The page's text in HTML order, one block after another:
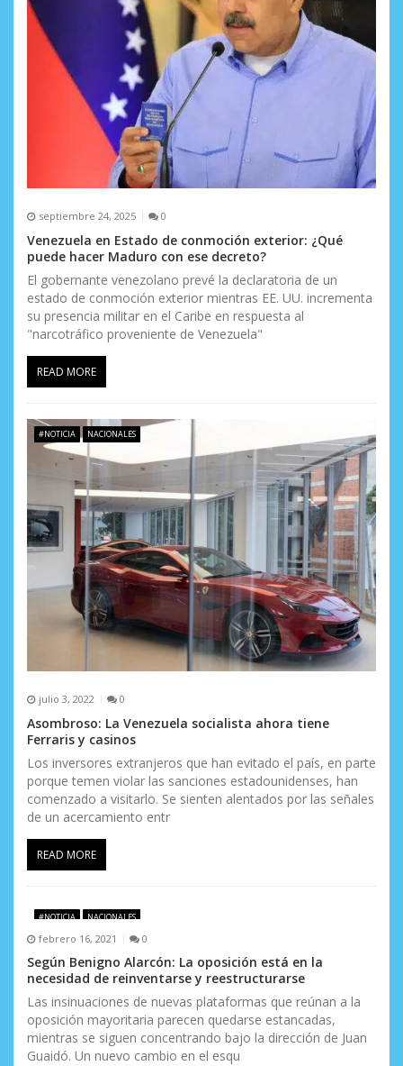
e
a
s
septiembre 24, 2025 0
Venezuela en Estado de conmoción exterior: ¿Qué
puede hacer Maduro con ese decreto?
El gobernante venezolano prevé la declaratoria de un
estado de conmoción exterior mientras EE. UU. incrementa
su presencia militar en el Caribe en respuesta al
"narcotráfico proveniente de Venezuela"
READ MORE
#NOTICIA NACIONALES
julio 3, 2022 0
Asombroso: La Venezuela socialista ahora tiene
Ferraris y casinos
Los inversores extranjeros que han evitado el país, en parte
porque temen violar las sanciones estadounidenses, han
comenzado a visitarlo. Se sienten alentados por las señales
de un acercamiento entr
READ MORE
#NOTICIA NACIONALES
febrero 16, 2021 0
Según Benigno Alarcón: La oposición está en la
necesidad de reinventarse y reestructurarse
Las insinuaciones de nuevas plataformas que reúnan a la
oposición mayoritaria parecen quedarse estancadas,
mientras se siguen concentrando bajo la dirección de Juan
Guaidó. Un nuevo cambio en el esqu